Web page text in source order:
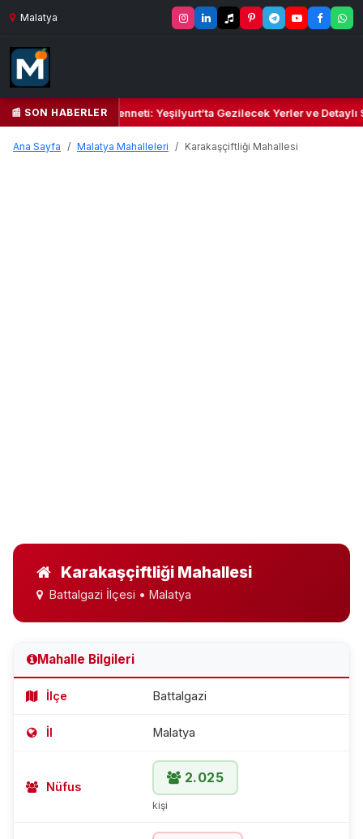
Malatya
📰 SON HABERLER
Kalbi ve Kültür Cenneti: Yeşilyurt’ta Gezilecek Yerler ve Detaylı
Ana Sayfa Malatya Mahalleleri Karakaşçiftliği Mahallesi
Karakaşçiftliği Mahallesi
Battalgazi İlçesi • Malatya
Mahalle Bilgileri
İlçe Battalgazi
İl Malatya
Nüfus
2.025
kişi